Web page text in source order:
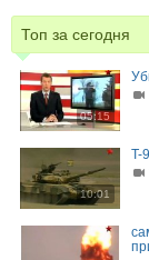
Топ за сегодня
05:15
10:01
T-